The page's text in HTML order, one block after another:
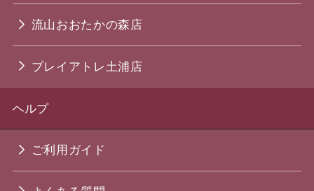
流山おおたかの森店
プレイアトレ土浦店
ヘルプ
ご利用ガイド